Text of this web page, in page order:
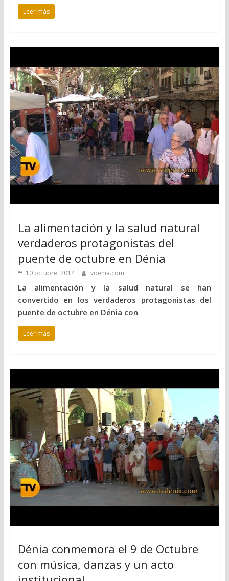
Leer más
La alimentación y la salud natural
verdaderos protagonistas del
puente de octubre en Dénia
10 octubre, 2014 tvdenia.com
La alimentación y la salud natural se han
convertido en los verdaderos protagonistas del
puente de octubre en Dénia con
Leer más
Dénia conmemora el 9 de Octubre
con música, danzas y un acto